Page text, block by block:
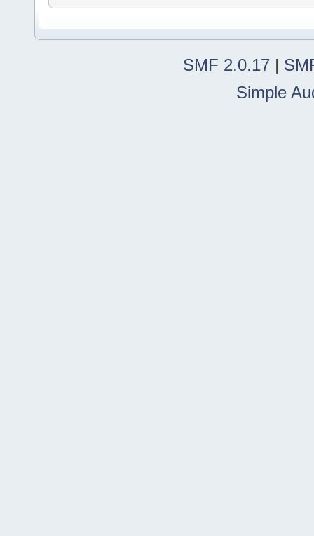
SMF 2.0.17 |
Simple